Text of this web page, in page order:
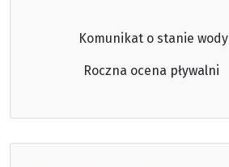
Komunikat o stanie wody
Roczna ocena pływalni